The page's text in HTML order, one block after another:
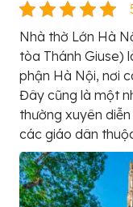
Nhà thờ Lớn Hà
tòa Thánh Giuse)
phận Hà Nội, nơi
Đây cũng là một
thường xuyên
các giáo dân